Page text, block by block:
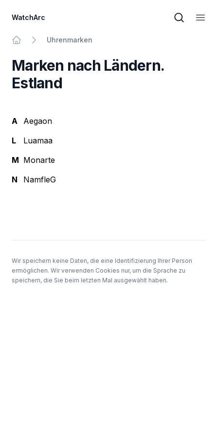
WatchArc
Uhrenmarken
Marken nach Ländern.
Estland
A
Aegaon
L
Luamaa
M Monarte
N
NamfleG
Wir speichern keine Daten, die eine Identifizierung Ihrer Person
ermöglichen. Wir verwenden Cookies nur, um die Sprache zu
speichern, die Sie beim letzten Mal ausgewählt haben.